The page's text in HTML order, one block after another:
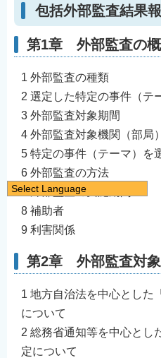
包括外部監査結果
第1章 外部監査の
1 外部監査の種類
2 選定した特定の事件（テ
3 外部監査対象期間
4 外部監査対象機関（部局）
5 特定の事件（テーマ）を
6 外部監査の方法
7 外部監査の実施期間
8 補助者
9 利害関係
第2章 外部監査対
1 地方自治法を中心とした
について
2 総務省通知等を中心とし
定について
Select Language
日本語
English
简体中文
繁體中文
한국어
नेपाली
Filipino